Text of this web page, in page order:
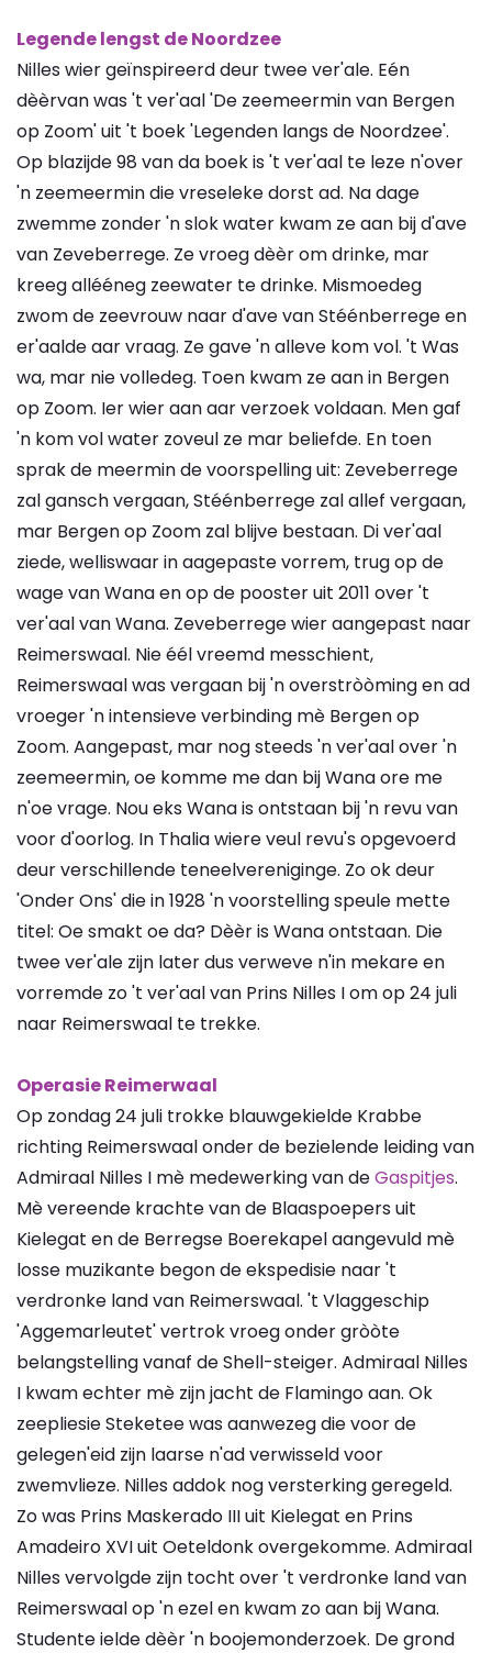
Legende lengst de Noordzee
Nilles wier geïnspireerd deur twee ver'ale. Eén
dèèrvan was 't ver'aal 'De zeemeermin van Bergen
op Zoom' uit 't boek 'Legenden langs de Noordzee'.
Op blazijde 98 van da boek is 't ver'aal te leze n'over
'n zeemeermin die vreseleke dorst ad. Na dage
zwemme zonder 'n slok water kwam ze aan bij d'ave
van Zeveberrege. Ze vroeg dèèr om drinke, mar
kreeg allééneg zeewater te drinke. Mismoedeg
zwom de zeevrouw naar d'ave van Stéénberrege en
er'aalde aar vraag. Ze gave 'n alleve kom vol. 't Was
wa, mar nie volledeg. Toen kwam ze aan in Bergen
op Zoom. Ier wier aan aar verzoek voldaan. Men gaf
'n kom vol water zoveul ze mar beliefde. En toen
sprak de meermin de voorspelling uit: Zeveberrege
zal gansch vergaan, Stéénberrege zal allef vergaan,
mar Bergen op Zoom zal blijve bestaan. Di ver'aal
ziede, welliswaar in aagepaste vorrem, trug op de
wage van Wana en op de pooster uit 2011 over 't
ver'aal van Wana. Zeveberrege wier aangepast naar
Reimerswaal. Nie éél vreemd messchient,
Reimerswaal was vergaan bij 'n overstròòming en ad
vroeger 'n intensieve verbinding mè Bergen op
Zoom. Aangepast, mar nog steeds 'n ver'aal over 'n
zeemeermin, oe komme me dan bij Wana ore me
n'oe vrage. Nou eks Wana is ontstaan bij 'n revu van
voor d'oorlog. In Thalia wiere veul revu's opgevoerd
deur verschillende teneelvereniginge. Zo ok deur
'Onder Ons' die in 1928 'n voorstelling speule mette
titel: Oe smakt oe da? Dèèr is Wana ontstaan. Die
twee ver'ale zijn later dus verweve n'in mekare en
vorremde zo 't ver'aal van Prins Nilles I om op 24 juli
naar Reimerswaal te trekke.
Operasie Reimerwaal
Op zondag 24 juli trokke blauwgekielde Krabbe
richting Reimerswaal onder de bezielende leiding van
Admiraal Nilles I mè medewerking van deGaspitjes.
Mè vereende krachte van de Blaaspoepers uit
Kielegat en de Berregse Boerekapel aangevuld mè
losse muzikante begon de ekspedisie naar 't
verdronke land van Reimerswaal. 't Vlaggeschip
'Aggemarleutet' vertrok vroeg onder gròòte
belangstelling vanaf de Shell-steiger. Admiraal Nilles
I kwam echter mè zijn jacht de Flamingo aan. Ok
zeepliesie Steketee was aanwezeg die voor de
gelegen'eid zijn laarse n'ad verwisseld voor
zwemvlieze. Nilles addok nog versterking geregeld.
Zo was Prins Maskerado III uit Kielegat en Prins
Amadeiro XVI uit Oeteldonk overgekomme. Admiraal
Nilles vervolgde zijn tocht over 't verdronke land van
Reimerswaal op 'n ezel en kwam zo aan bij Wana.
Studente ielde dèèr 'n boojemonderzoek. De grond